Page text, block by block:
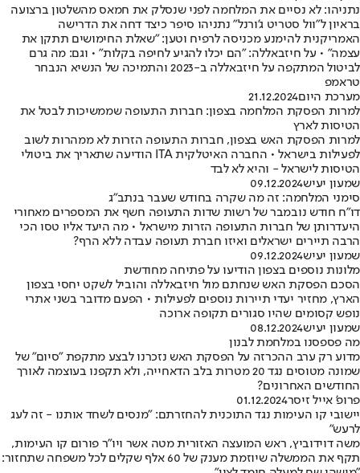
נתניהו: לא נסיים את המלחמה לפני שנסלק את חמאס מהשלטון ברצועה
בראיון ל"וול סטריט ג'ורנל" נתניהו סיפר כיצד דחה את הדרישה
האמריקנית להימנע מכניסה לרפיח וטען: "שאלת החימושים תתקן את
עצמה" • על חיזבאללה: "הם יכלו להגיע לחיפה בקלות" • וגם: מה גרם
לביטול המתקפה על חיזבאללה ב-2023 והתמיכה של הנשיא הנבחר
טראמפ
מערכת היום21.12.2024
למרות הפסקת המלחמה בצפון: חברות התעופה שממשיכות לבטל את
הטיסות לארץ
למרות הפסקת האש בצפון, חברות התעופה הזרות לא ממהרות לשוב
לפעילות בישראל • החברה האיטלקית ITA הודיעה שתאריך את ביטולי
הטיסות לישראל - והיא לא לבד
שמעון יעיש09.12.2024
סימני המלחמה: זה מה שקרה בחודש שעבר בנתב"ג
דו"ח חודש נובמבר של רשות שדות התעופה חשף את המספרים מאחורי
היעדרותן של חברות התעופה הזרות מישראל • מה היעד אליו טסו הכי
הרבה תיירים ישראלים ואיזו חברת תעופה עבדה ללא הרף?
שמעון יעיש09.12.2024
מלונות נוספים בצפון הודיעו על פתיחה מחודשת
הסכם הפסקת האש שנחתם מול חיזבאללה והוביל לשקט יחסי בצפון
הארץ, מחזיר יעדי תיירות נוספים לפעילות • הפעם מדובר בשני אתרי
נופש קסומים שהיו סגורים תקופה ארוכה
שמעון יעיש08.12.2024
מה פספסנו במלחמת לבנון
מדוע רק ערב ההכרזה על הפסקת האש נזכרנו לבצע מתקפת "סיום" של
שמונה מטוסים נגד 20 מטרות בלב הדאחייה, ולא תקפנו בעוצמה לאורך
החודשים האחרונים?
פרופ' אייל זיסר01.12.2024
יישובי קו העימות נגד התוכנית להחזרתם: "מנסים לשחד אותנו - זה לעג
לרעש"
משה דוידוביץ, ראש המועצה האזורית מטה אשר ויו"ר פורום קו העימות,
תקף את הממשלה שיוזמת מענק של 60 אלף שקלים לכל משפחה שתחזור: